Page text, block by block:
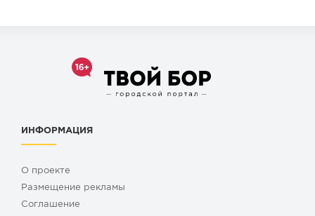
ИНФОРМАЦИЯ
О проекте
Размещение рекламы
Cоглашение